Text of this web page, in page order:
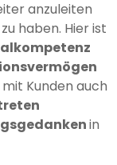
anzuleiten
haben. Hier ist
Kunden auch
in